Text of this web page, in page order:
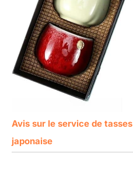
Avis sur le service de
japonaise